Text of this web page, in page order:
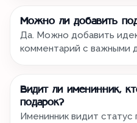
Можно ли добавить
Да. Можно добавить
комментарий с важными
Видит ли именинник,
подарок?
Именинник видит статус